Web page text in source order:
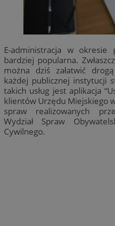
E-administracja w
bardziej popularna.
można dziś załatwić
każdej publicznej instytucji
takich usług jest aplikacja
klientów Urzędu Miejskiego
spraw realizowanych
Wydział Spraw
Cywilnego.